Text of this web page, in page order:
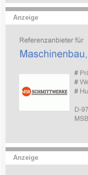
Anzeige
Anzeige